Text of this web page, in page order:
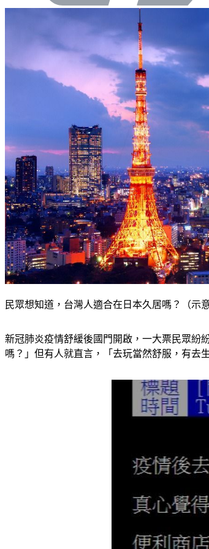
民眾想知道，台灣人適合在日本久居嗎？（示意
新冠肺炎疫情舒緩後國門開啟，一大票民眾紛
嗎？」但有人就直言，「去玩當然舒服，有去